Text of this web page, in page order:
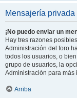
Mensajería privada
¡No puedo enviar un
Hay tres razones
Administración del foro
todos los usuarios, o
grupo de usuarios, la
Administración para más
Arriba